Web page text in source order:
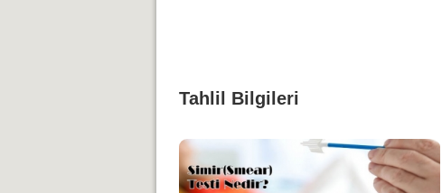
Tahlil Bilgileri